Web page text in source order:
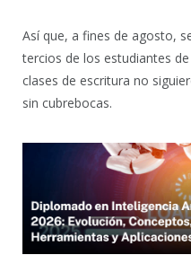
Así que, a fines de agosto,
tercios de los estudiantes
clases de escritura no
sin cubrebocas.